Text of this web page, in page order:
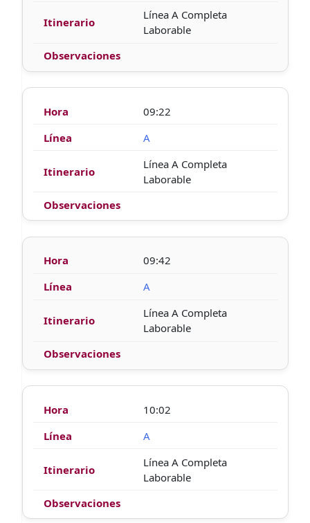
Línea A Completa
Laborable
09:22
A
Línea A Completa
Laborable
09:42
A
Línea A Completa
Laborable
10:02
A
Línea A Completa
Laborable